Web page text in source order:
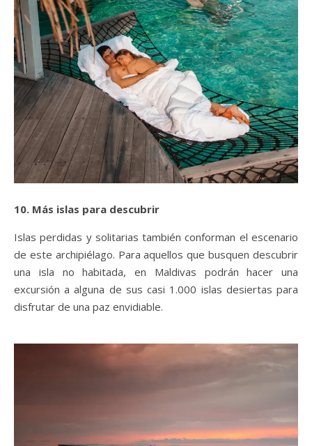
10. Más islas para descubrir
Islas perdidas y solitarias también conforman el escenario
de este archipiélago. Para aquellos que busquen descubrir
una isla no habitada, en Maldivas podrán hacer una
excursión a alguna de sus casi 1.000 islas desiertas para
disfrutar de una paz envidiable.